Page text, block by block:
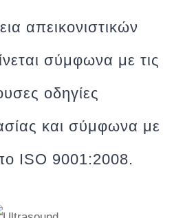
απεικονιστικών
σύμφωνα με τις
οδηγίες
και σύμφωνα με
ISO 9001:2008.